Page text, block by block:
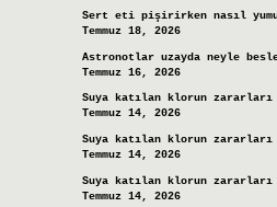
Sert eti pişirirken nasıl
Temmuz 18, 2026
Astronotlar uzayda neyle
Temmuz 16, 2026
Suya katılan klorun
Temmuz 14, 2026
Suya katılan klorun
Temmuz 14, 2026
Suya katılan klorun
Temmuz 14, 2026